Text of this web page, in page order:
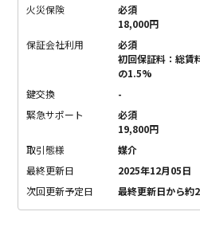
火災保険
必須
18,000円
保証会社利用
必須
初回保証料：総賃
の1.5%
鍵交換
-
緊急サポート
必須
19,800円
取引態様
媒介
最終更新日
2025年12月05日
次回更新予定日
最終更新日から約